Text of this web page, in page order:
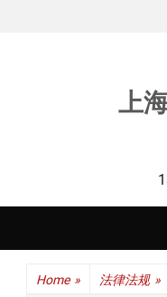
上
Home » 法律法规 »